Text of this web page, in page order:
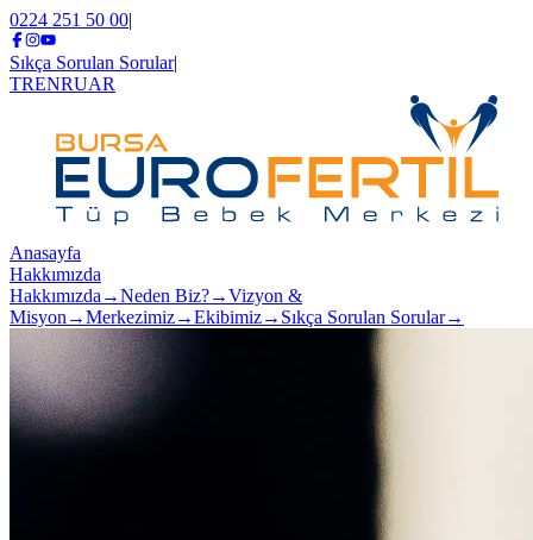
0224 251 50 00|
Sıkça Sorulan Sorular|
TRENRUAR
Anasayfa
Hakkımızda
Hakkımızda →Neden Biz?→Vizyon &
Misyon →Merkezimiz→Ekibimiz→ Sıkça Sorulan Sorular→